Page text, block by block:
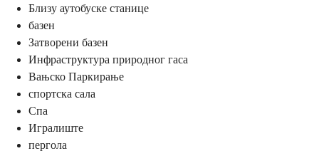
Близу аутобуске станице
базен
Затворени базен
Инфраструктура природног гаса
Вањско Паркирање
спортска сала
Спа
Игралиште
пергола